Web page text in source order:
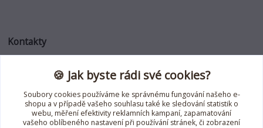
Kontakty
Jana Roselli
+420 739 353 708
(Po-Pá, 8-18 hod.)
jana.roselli@gmail.com
🍪 Jak byste rádi své cookies?
Soubory cookies používáme ke správnému fungování našeho e-
shopu a v případě vašeho souhlasu také ke sledování statistik o
webu, měření efektivity reklamních kampaní, zapamatování
vašeho oblíbeného nastavení při používání stránek, či zobrazení